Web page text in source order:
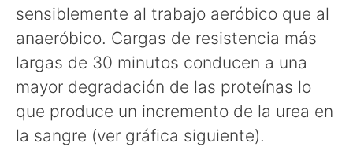
sensiblemente al trabajo aeróbico que al
anaeróbico. Cargas de resistencia más
largas de 30 minutos conducen a una
mayor degradación de las proteínas lo
que produce un incremento de la urea en
la sangre (ver gráfica siguiente).